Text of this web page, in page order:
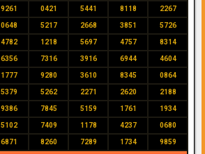
9261 0421 5441 8118 2267
0648 5217 2668 3851 5726
4782 1218 5697 4757 8314
6356 7316 3916 6944 4604
1777 9280 3610 8345 0864
5379 5262 2271 2620 2188
9386 7845 5159 1761 1934
5102 7409 1178 4237 0680
6871 8260 7289 1734 9859